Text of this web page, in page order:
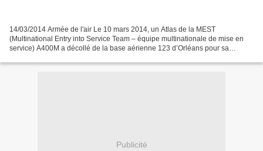
14/03/2014 Armée de l'air Le 10 mars 2014, un Atlas de la MEST
(Multinational Entry into Service Team – équipe multinationale de mise en
service) A400M a décollé de la base aérienne 123 d’Orléans pour sa
Publicité